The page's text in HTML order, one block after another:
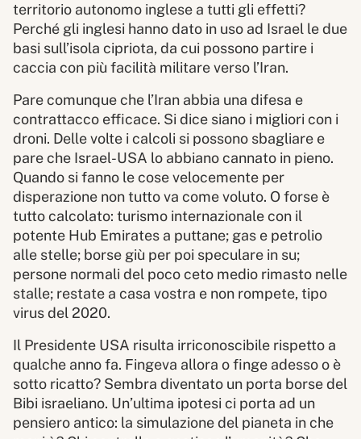
territorio autonomo inglese a tutti gli effetti?
Perché gli inglesi hanno dato in uso ad Israel le due
basi sull’isola cipriota, da cui possono partire i
caccia con più facilità militare verso l’Iran.
Pare comunque che l’Iran abbia una difesa e
contrattacco efficace. Si dice siano i migliori con i
droni. Delle volte i calcoli si possono sbagliare e
pare che Israel-USA lo abbiano cannato in pieno.
Quando si fanno le cose velocemente per
disperazione non tutto va come voluto. O forse è
tutto calcolato: turismo internazionale con il
potente Hub Emirates a puttane; gas e petrolio
alle stelle; borse giù per poi speculare in su;
persone normali del poco ceto medio rimasto nelle
stalle; restate a casa vostra e non rompete, tipo
virus del 2020.
Il Presidente USA risulta irriconoscibile rispetto a
qualche anno fa. Fingeva allora o finge adesso o è
sotto ricatto? Sembra diventato un porta borse del
Bibi israeliano. Un’ultima ipotesi ci porta ad un
pensiero antico: la simulazione del pianeta in che